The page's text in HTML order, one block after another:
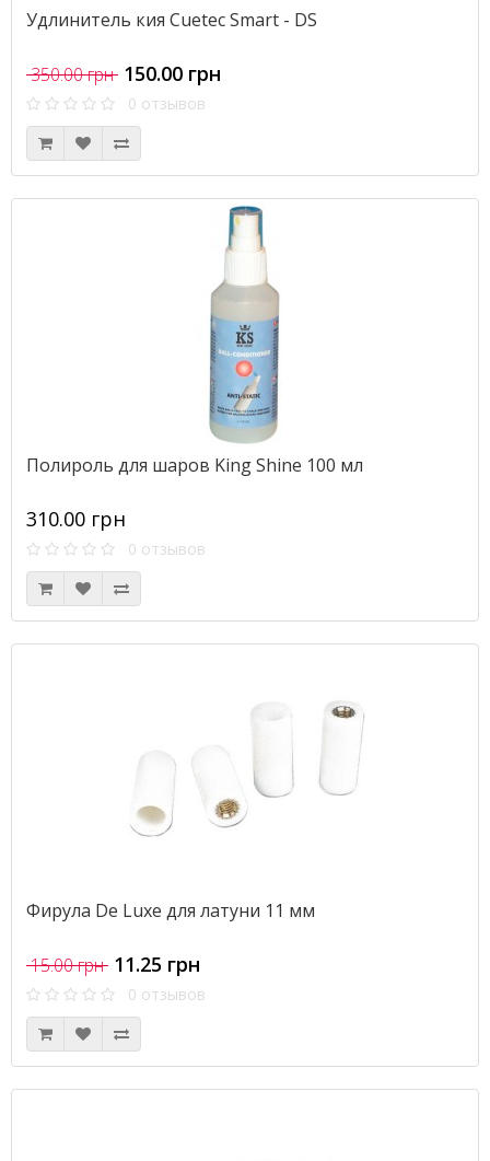
Удлинитель кия Cuetec Smart - DS
350.00 грн 150.00 грн
0 отзывов
Полироль для шаров King Shine 100 мл
310.00 грн
0 отзывов
Фирула De Luxe для латуни 11 мм
15.00 грн 11.25 грн
0 отзывов